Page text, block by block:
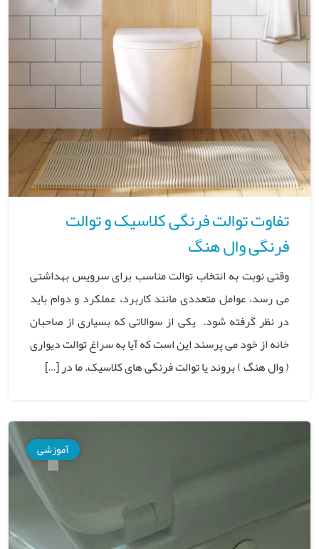
تفاوت توالت فرنگی کلاسیک و توالت
فرنگی وال هنگ
وقتی نوبت به انتخاب توالت مناسب برای سرویس بهداشتی
می رسد، عوامل متعددی مانند کاربرد، عملکرد و دوام باید
در نظر گرفته شود. یکی از سوالاتی که بسیاری از صاحبان
خانه از خود می پرسند این است که آیا به سراغ توالت دیواری
( وال هنگ ) بروند یا توالت فرنگی های کلاسیک. ما در […]
آموزشی